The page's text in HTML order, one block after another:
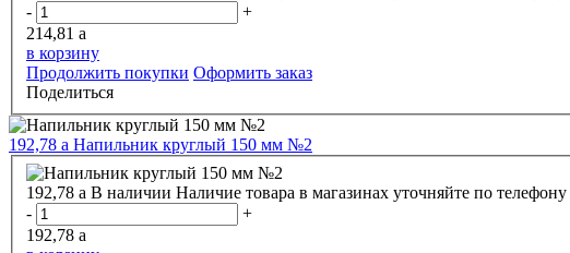
-
+
214,81 a
в корзину
Продолжить покупки Оформить заказ
Поделиться
192,78 a Напильник круглый 150 мм №2
192,78 a В наличии Наличие товара в магазинах уточняйте по телефону
-
+
192,78 a